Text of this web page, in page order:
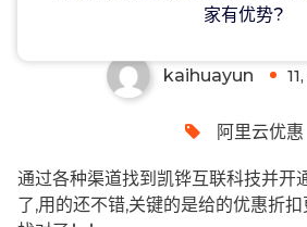
家有优势?
kaihuayun
阿里云优惠
通过各种渠道找到凯铧互联科技并开
了,用的还不错,关键的是给的优惠折